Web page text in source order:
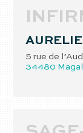
AURELIE
5 rue de
34480